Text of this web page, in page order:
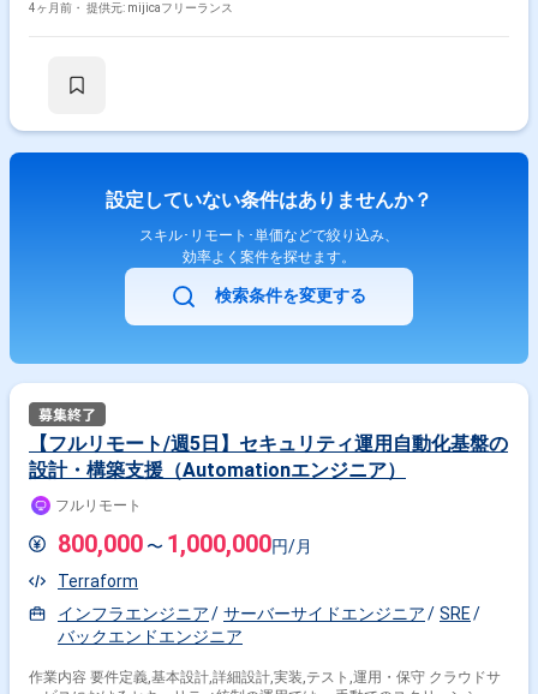
るデータパイプラインなど、複数のプロダクト環境が並行して稼働してい
の実践 ・Blue/Greenデプロイなど、サービス影響を極小化するリリースの
4ヶ月前・ 提供元: mijicaフリーランス
設定していない条件はありませんか？
スキル･リモート･単価などで絞り込み、
効率よく案件を探せます。
検索条件を変更する
【フルリモート/週5日】セキュリティ運用自動化基盤の
設計・構築支援（Automationエンジニア）
フルリモート
800,000 〜 1,000,000円/月
Terraform
インフラエンジニア
サーバーサイドエンジニア
SRE
バックエンドエンジニア
作業内容 要件定義,基本設計,詳細設計,実装,テスト,運用・保守 クラウドサ